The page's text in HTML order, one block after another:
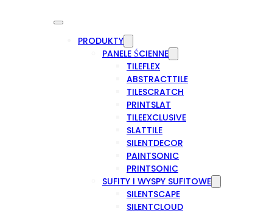
PRODUKTY
PANELE ŚCIENNE
TILEFLEX
ABSTRACTTILE
TILESCRATCH
PRINTSLAT
TILEEXCLUSIVE
SLATTILE
SILENTDECOR
PAINTSONIC
PRINTSONIC
SUFITY I WYSPY SUFITOWE
SILENTSCAPE
SILENTCLOUD